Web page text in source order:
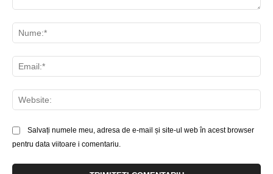
Salvați numele meu, adresa de e-mail și site-ul web în acest browser
pentru data viitoare i comentariu.